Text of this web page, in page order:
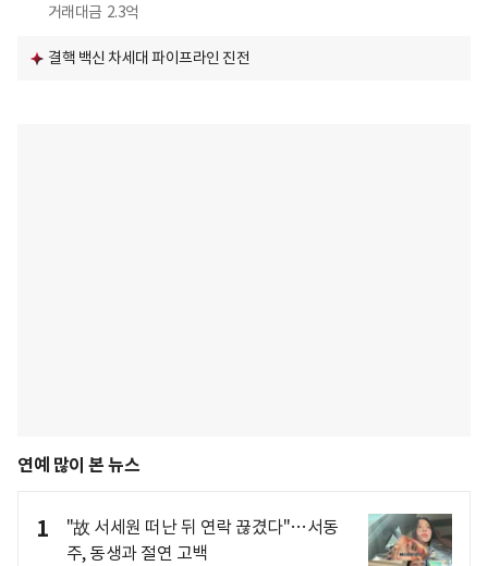
거래대금 2.3억
결핵 백신 차세대 파이프라인 진전
연예 많이 본 뉴스
1
"故 서세원 떠난 뒤 연락 끊겼다"…서동
주, 동생과 절연 고백